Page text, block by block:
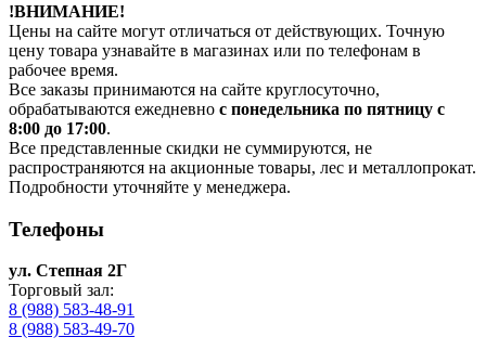
!ВНИМАНИЕ!
Цены на сайте могут отличаться от действующих. Точную
цену товара узнавайте в магазинах или по телефонам в
рабочее время.
Все заказы принимаются на сайте круглосуточно,
обрабатываются ежедневно с понедельника по пятницу с
8:00 до 17:00.
Все представленные скидки не суммируются, не
распространяются на акционные товары, лес и металлопрокат.
Подробности уточняйте у менеджера.
Телефоны
ул. Степная 2Г
Торговый зал:
8 (988) 583-48-91
8 (988) 583-49-70